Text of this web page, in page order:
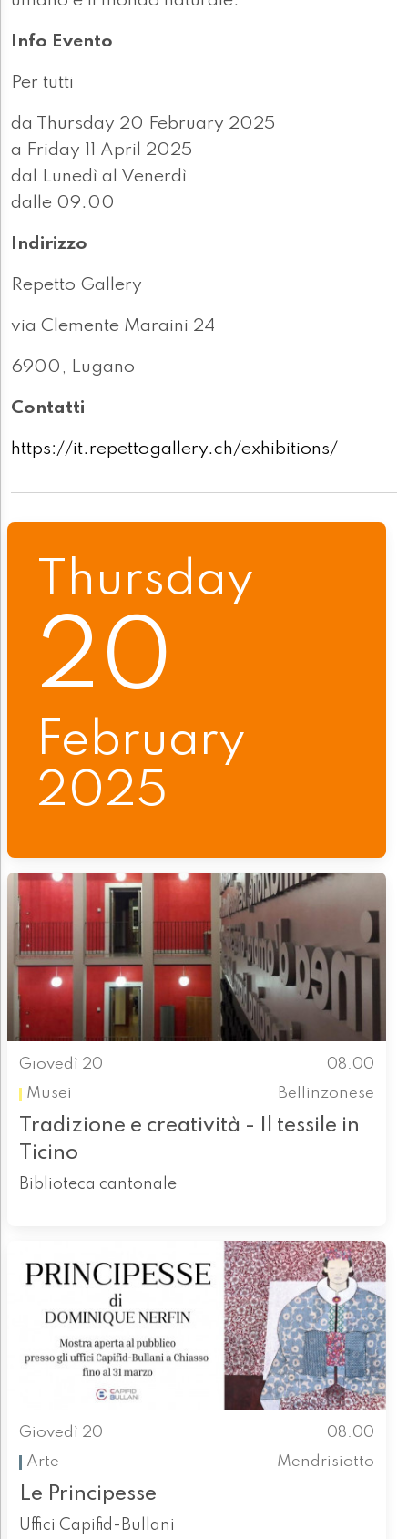
Info Evento
Per tutti
da Thursday 20 February 2025
a Friday 11 April 2025
dal Lunedì al Venerdì
dalle 09.00
Indirizzo
Repetto Gallery
via Clemente Maraini 24
6900, Lugano
Contatti
https://it.repettogallery.ch/exhibitions/
Thursday
20
February
2025
Giovedì 20
08.00
Musei
Bellinzonese
Tradizione e creatività - Il tessile in
Ticino
Biblioteca cantonale
Giovedì 20
08.00
Arte
Mendrisiotto
Le Principesse
Uffici Capifid-Bullani